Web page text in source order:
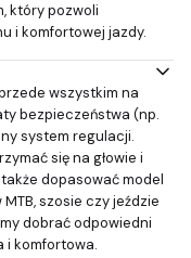
który pozwoli
i komfortowej jazdy.
wszystkim na
bezpieczeństwa (np.
system regulacji.
się na głowie i
dopasować model
szosie czy jeździe
dobrać odpowiedni
i komfortowa.